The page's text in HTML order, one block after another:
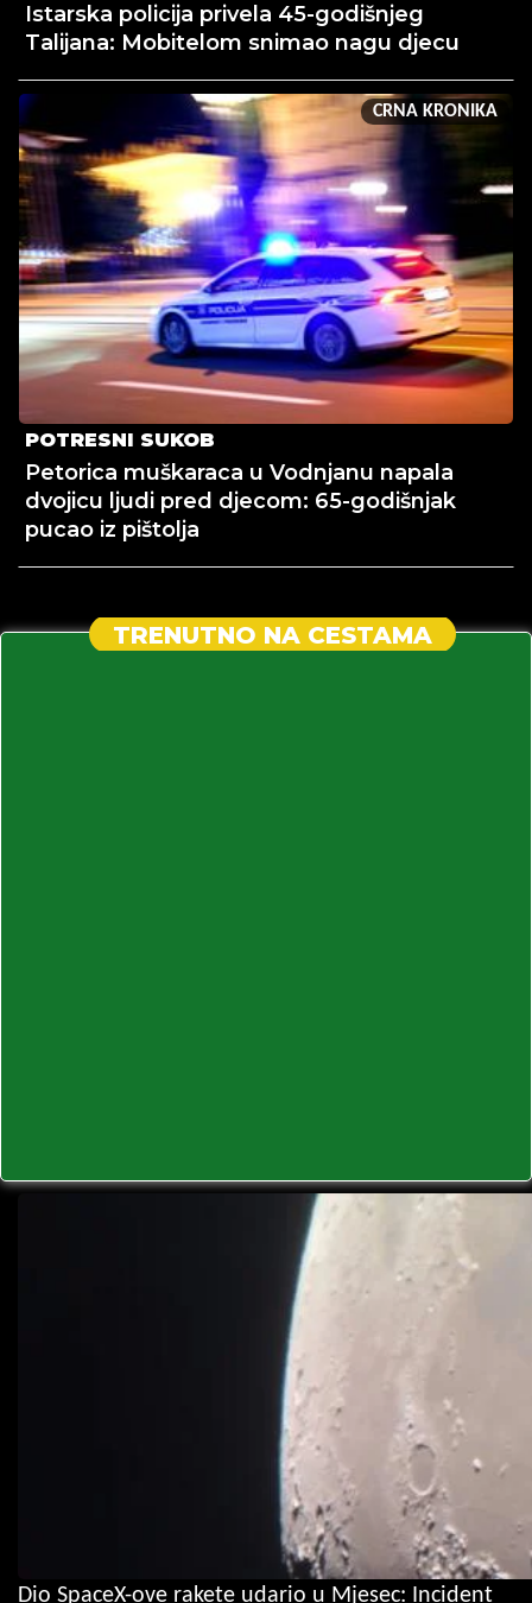
Istarska policija privela 45-godišnjeg
Talijana: Mobitelom snimao nagu djecu
CRNA KRONIKA
POTRESNI SUKOB
Petorica muškaraca u Vodnjanu napala
dvojicu ljudi pred djecom: 65-godišnjak
pucao iz pištolja
TRENUTNO NA CESTAMA
Dio SpaceX-ove rakete udario u Mjesec: Incident